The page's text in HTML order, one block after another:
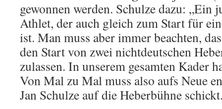
gewonnen werden. Schulze dazu: „Ein
Athlet, der auch gleich zum Start für
ist. Man muss aber immer beachten,
den Start von zwei nichtdeutschen
zulassen. In unserem gesamten Kader
Von Mal zu Mal muss also aufs Neue
Jan Schulze auf die Heberbühne